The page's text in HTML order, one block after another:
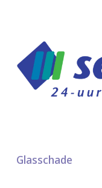
Glasschade